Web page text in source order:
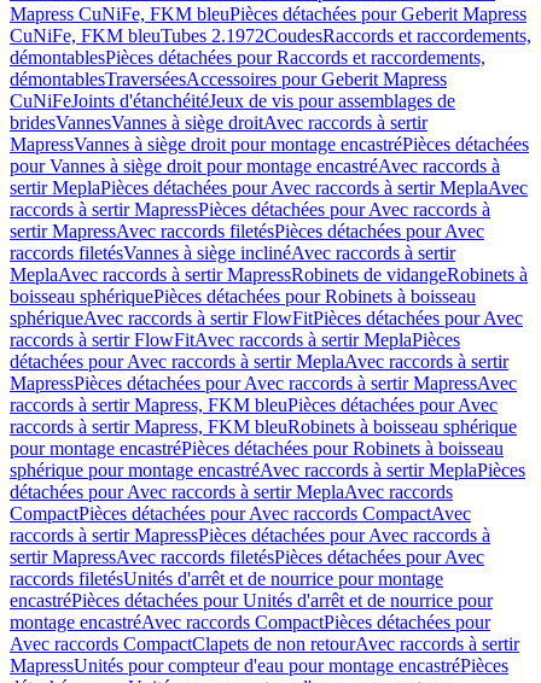
Mapress CuNiFe, FKM bleuPièces détachées pour Geberit Mapress
CuNiFe, FKM bleuTubes 2.1972CoudesRaccords et raccordements,
démontablesPièces détachées pour Raccords et raccordements,
démontablesTraverséesAccessoires pour Geberit Mapress
CuNiFeJoints d'étanchéitéJeux de vis pour assemblages de
bridesVannesVannes à siège droitAvec raccords à sertir
MapressVannes à siège droit pour montage encastréPièces détachées
pour Vannes à siège droit pour montage encastréAvec raccords à
sertir MeplaPièces détachées pour Avec raccords à sertir MeplaAvec
raccords à sertir MapressPièces détachées pour Avec raccords à
sertir MapressAvec raccords filetésPièces détachées pour Avec
raccords filetésVannes à siège inclinéAvec raccords à sertir
MeplaAvec raccords à sertir MapressRobinets de vidangeRobinets à
boisseau sphériquePièces détachées pour Robinets à boisseau
sphériqueAvec raccords à sertir FlowFitPièces détachées pour Avec
raccords à sertir FlowFitAvec raccords à sertir MeplaPièces
détachées pour Avec raccords à sertir MeplaAvec raccords à sertir
MapressPièces détachées pour Avec raccords à sertir MapressAvec
raccords à sertir Mapress, FKM bleuPièces détachées pour Avec
raccords à sertir Mapress, FKM bleuRobinets à boisseau sphérique
pour montage encastréPièces détachées pour Robinets à boisseau
sphérique pour montage encastréAvec raccords à sertir MeplaPièces
détachées pour Avec raccords à sertir MeplaAvec raccords
CompactPièces détachées pour Avec raccords CompactAvec
raccords à sertir MapressPièces détachées pour Avec raccords à
sertir MapressAvec raccords filetésPièces détachées pour Avec
raccords filetésUnités d'arrêt et de nourrice pour montage
encastréPièces détachées pour Unités d'arrêt et de nourrice pour
montage encastréAvec raccords CompactPièces détachées pour
Avec raccords CompactClapets de non retourAvec raccords à sertir
MapressUnités pour compteur d'eau pour montage encastréPièces